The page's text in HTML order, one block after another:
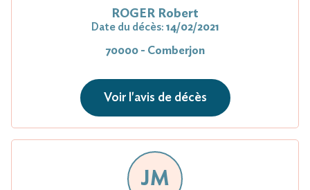
ROGER Robert
Date du décès: 14/02/2021
70000 - Comberjon
Voir l'avis de décès
JM